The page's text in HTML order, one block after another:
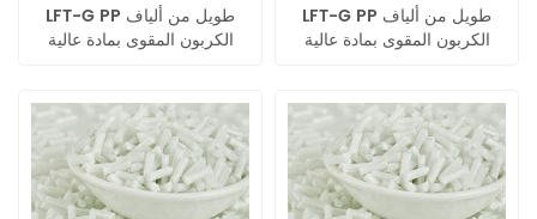
LFT-G PP طويل من ألياف
الكربون المقوى بمادة عالية
LFT-G PP طويل من ألياف
الكربون المقوى بمادة عالية